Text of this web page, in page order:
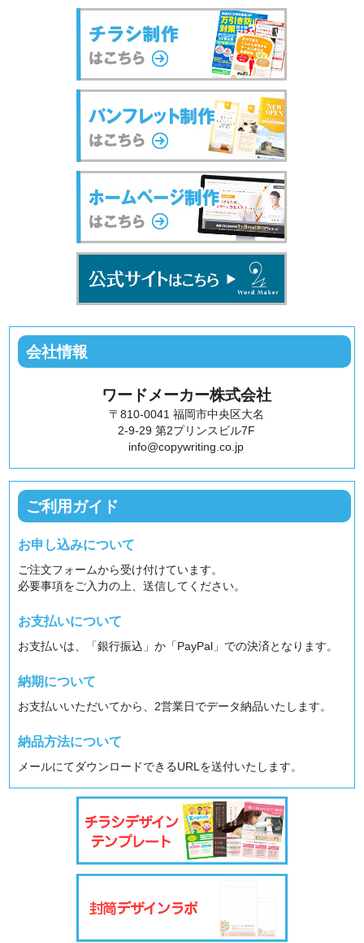
会社情報
ワードメーカー株式会社
〒810-0041 福岡市中央区大名
2-9-29 第2プリンスビル7F
info@copywriting.co.jp
ご利用ガイド
お申し込みについて
ご注文フォームから受け付けています。
必要事項をご入力の上、送信してください。
お支払いについて
お支払いは、「銀行振込」か「PayPal」での決済となります。
納期について
お支払いいただいてから、2営業日でデータ納品いたします。
納品方法について
メールにてダウンロードできるURLを送付いたします。